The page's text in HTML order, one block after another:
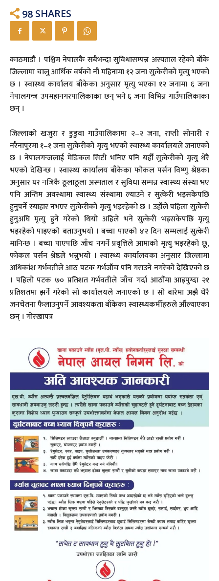
98 SHARES
काठमाडौं । पश्चिम नेपालकै सबैभन्दा सुविधासम्पन्न अस्पताल रहेको बाँके
जिल्लामा चालु आर्थिक वर्षको नौ महिनामा १२ जना सुत्केरीको मृत्यु भएको
छ । स्वास्थ्य कार्यालय बाँकेका अनुसार मृत्यु भएका १२ जनामा ६ जना
नेपालगन्ज उपमहानगरपालिकाका छन् भने ६ जना विभिन्न गाउँपालिकाका
छन् ।
जिल्लाको खजुरा र डुडुवा गाउँपालिकामा २–२ जना, राप्ती सोनारी र
नरैनापुरमा १–१ जना सुत्केरीको मृत्यु भएको स्वास्थ्य कार्यालयले जनाएको
छ । नेपालगन्जलाई मेडिकल सिटी भनिए पनि यहीँ सुत्केरीको मृत्यु धेरै
भएको देखिन्छ । स्वास्थ्य कार्यालय बाँकेका फोकल पर्सन विष्णु श्रेष्ठका
अनुसार घर नजिकै ठूलाठूला अस्पताल र सुविधा सम्पन्न स्वास्थ्य संस्था भए
पनि अन्तिम अवस्थामा स्वास्थ्य संस्थामा ल्याउने र सुत्केरी भइसकेपछि
हुनुपर्ने स्याहार नभएर सुत्केरीको मृत्यु भइरहेको छ । उहाँले पहिला सुत्केरी
हुनुअघि मृत्यु हुने गरेको थियो अहिले भने सुत्केरी भइसकेपछि मृत्यु
भइरहेको पाइएको बताउनुभयो । बच्चा पाएको ४२ दिन सम्मलाई सुत्केरी
मानिन्छ । बच्चा पाएपछि जाँच नगर्ने प्रवृत्तिले आमाको मृत्यु भइरहेको छू,
फोकल पर्सन श्रेष्ठले भन्नुभयो । स्वास्थ्य कार्यालयका अनुसार जिल्लामा
अधिकांश गर्भवतीले आठ पटक गर्भजाँच पनि गराउने नगरेको देखिएको छ
। पहिलो पटक ७० प्रतिशत गर्भवतीले जाँच गर्दा आठौंमा आइपुग्दा २१
प्रतिशतमा झर्ने गरेको सो कार्यालयले जनाएको छ । सो बारेमा अझै धेरै
जनचेतना फैलाउनुपर्ने आवश्यकता बाँकेका स्वास्थ्यकर्मीहरुले औंल्याएका
छन् । गोरखापत्र